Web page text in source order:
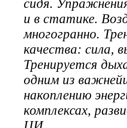
сидя.
и в статике.
многогранно.
качества: сила,
Тренируется
одним из
накоплению
комплексах,